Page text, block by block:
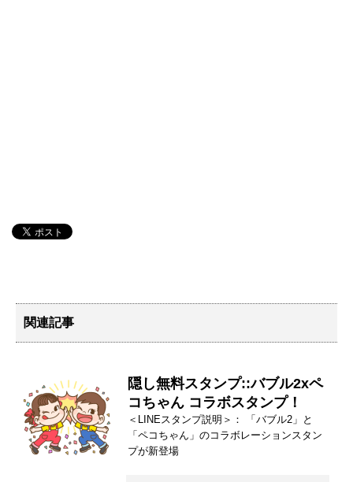
関連記事
隠し無料スタンプ::バブル2xペ
コちゃん コラボスタンプ！
＜LINEスタンプ説明＞： 「バブル2」と
「ペコちゃん」のコラボレーションスタン
プが新登場